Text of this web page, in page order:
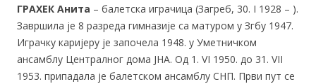
ГРАХЕК Анита – балетска играчица (Загреб, 30. I 1928 – ).
Завршила је 8 разреда гимназије са матуром у Згбу 1947.
Играчку каријеру је започела 1948. у Уметничком
ансамблу Централног дома ЈНА. Од 1. VI 1950. до 31. VII
1953. припадала је балетском ансамблу СНП. Први пут се